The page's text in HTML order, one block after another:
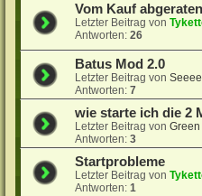
Vom Kauf abgeraten
Letzter Beitrag von
Antworten:26
Batus Mod 2.0
Letzter Beitrag von
Antworten:7
wie starte ich die 2
Letzter Beitrag vonGreen
Antworten:3
Startprobleme
Letzter Beitrag von
Antworten:1